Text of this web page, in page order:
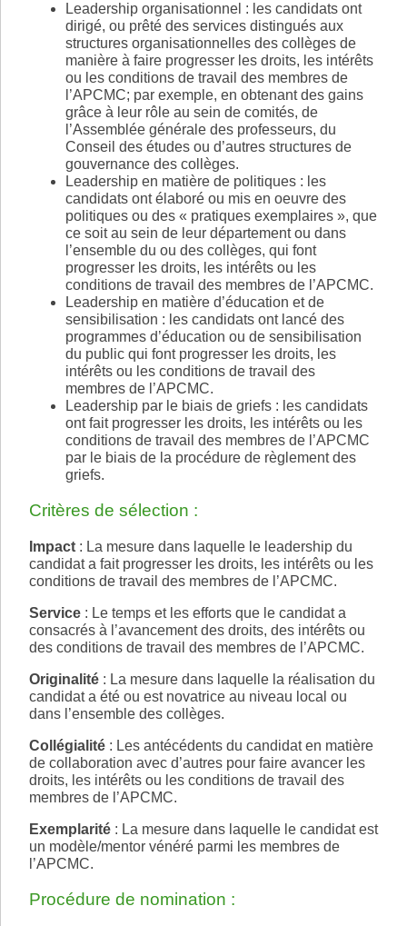
Leadership organisationnel : les candidats ont
dirigé, ou prêté des services distingués aux
structures organisationnelles des collèges de
manière à faire progresser les droits, les intérêts
ou les conditions de travail des membres de
l’APCMC; par exemple, en obtenant des gains
grâce à leur rôle au sein de comités, de
l’Assemblée générale des professeurs, du
Conseil des études ou d’autres structures de
gouvernance des collèges.
Leadership en matière de politiques : les
candidats ont élaboré ou mis en oeuvre des
politiques ou des « pratiques exemplaires », que
ce soit au sein de leur département ou dans
l’ensemble du ou des collèges, qui font
progresser les droits, les intérêts ou les
conditions de travail des membres de l’APCMC.
Leadership en matière d’éducation et de
sensibilisation : les candidats ont lancé des
programmes d’éducation ou de sensibilisation
du public qui font progresser les droits, les
intérêts ou les conditions de travail des
membres de l’APCMC.
Leadership par le biais de griefs : les candidats
ont fait progresser les droits, les intérêts ou les
conditions de travail des membres de l’APCMC
par le biais de la procédure de règlement des
griefs.
Critères de sélection :
Impact : La mesure dans laquelle le leadership du
candidat a fait progresser les droits, les intérêts ou les
conditions de travail des membres de l’APCMC.
Service : Le temps et les efforts que le candidat a
consacrés à l’avancement des droits, des intérêts ou
des conditions de travail des membres de l’APCMC.
Originalité : La mesure dans laquelle la réalisation du
candidat a été ou est novatrice au niveau local ou
dans l’ensemble des collèges.
Collégialité : Les antécédents du candidat en matière
de collaboration avec d’autres pour faire avancer les
droits, les intérêts ou les conditions de travail des
membres de l’APCMC.
Exemplarité : La mesure dans laquelle le candidat est
un modèle/mentor vénéré parmi les membres de
l’APCMC.
Procédure de nomination :